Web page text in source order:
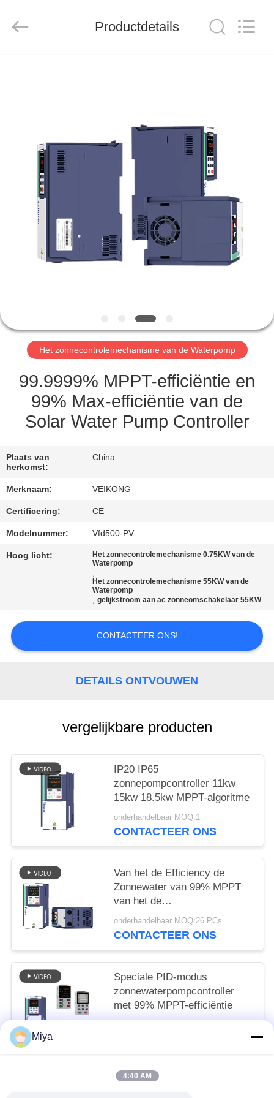
ONGEVEER
FABRIEKSREIS
KWALITEITSCONTROLE
NIEUWS
VERZOEK
OM EEN
CITAAT
SITEMAP
PRIVACYBELEID
Ltd..
Productdetails
Het zonnecontrolemechanisme van de Waterpomp
99.9999% MPPT-efficiëntie en
99% Max-efficiëntie van de
Solar Water Pump Controller
Plaats van
herkomst:
China
Merknaam: VEIKONG
Certificering: CE
Modelnummer: Vfd500-PV
Hoog licht:
Het zonnecontrolemechanisme 0.75KW van de
Waterpomp
,
Het zonnecontrolemechanisme 55KW van de
Waterpomp
,gelijkstroom aan ac zonneomschakelaar 55KW
CONTACTEER ONS!
DETAILS ONTVOUWEN
vergelijkbare producten
IP20 IP65
zonnepompcontroller 11kw
15kw 18.5kw MPPT-algoritme
onderhandelbaar MOQ:1
CONTACTEER ONS
Van het de Efficiency de
Zonnewater van 99% MPPT
van het de
Pompcontrolemechanisme
Bescherming van With Dry
onderhandelbaar MOQ:26 PCs
CONTACTEER ONS
Speciale PID-modus
zonnewaterpompcontroller
met 99% MPPT-efficiëntie
Miya
4:40 AM